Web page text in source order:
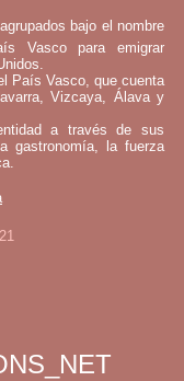
bajo el nombre
Vasco para emigrar
País Vasco, que cuenta
Vizcaya, Álava y
a través de sus
gastronomía, la fuerza